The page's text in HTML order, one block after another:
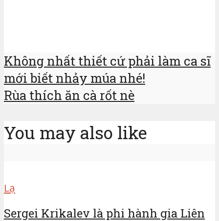
Không nhất thiết cứ phải làm ca sĩ
mới biết nhảy múa nhé!
Rùa thích ăn cà rốt nè
You may also like
Lạ
Sergei Krikalev là phi hành gia Liên